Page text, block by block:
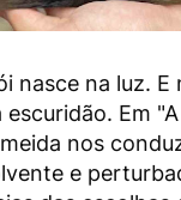
nasce na luz. E
Em
nos
e